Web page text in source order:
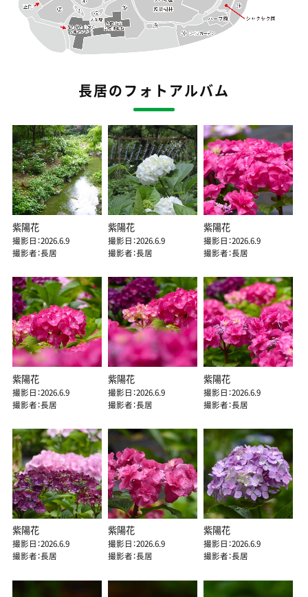
長居のフォトアルバム
紫陽花
撮影日：2026.6.9
撮影者：長居
紫陽花
撮影日：2026.6.9
撮影者：長居
紫陽花
撮影日：2026.6.9
撮影者：長居
紫陽花
撮影日：2026.6.9
撮影者：長居
紫陽花
撮影日：2026.6.9
撮影者：長居
紫陽花
撮影日：2026.6.9
撮影者：長居
紫陽花
撮影日：2026.6.9
撮影者：長居
紫陽花
撮影日：2026.6.9
撮影者：長居
紫陽花
撮影日：2026.6.9
撮影者：長居